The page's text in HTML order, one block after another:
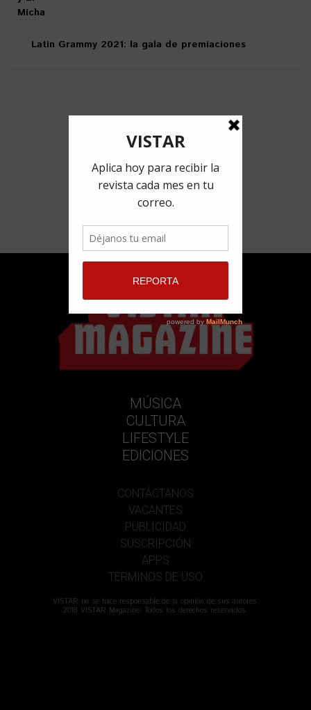
Latin Grammy 2021: la gala de premiaciones
MÚSICA
CULTURA
LIFESTYLE
EDICIONES
CONTÁCTANOS
VACANTES
PUBLICIDAD
SUSCRIPCIÓN
APPS
TÉRMINOS DE USO
VISTAR no se hace responsable de la opinión de sus autores.
2018 VISTAR Magazine. Todos los derechos reservados.